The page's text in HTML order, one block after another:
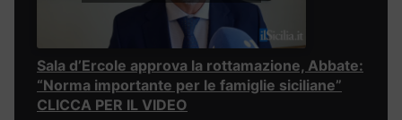
Sala d’Ercole approva la rottamazione, Abbate:
“Norma importante per le famiglie siciliane”
CLICCA PER IL VIDEO